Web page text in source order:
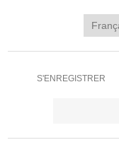
S'ENREGISTRER